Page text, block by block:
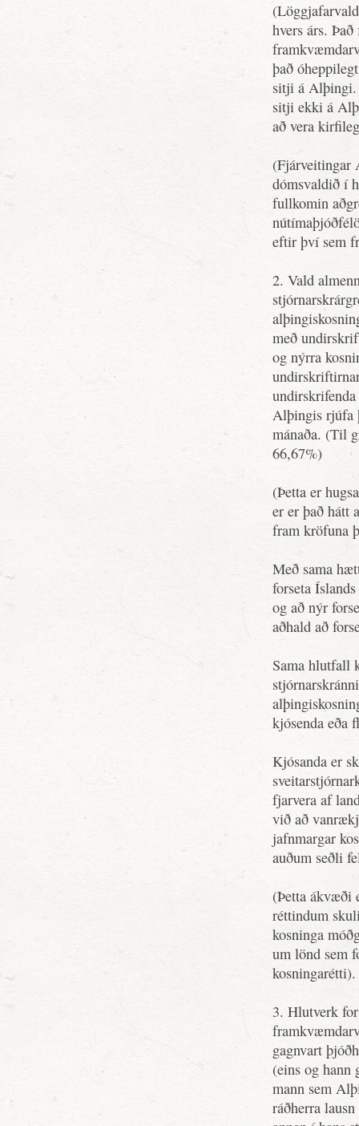
hvers árs.
það
sitji á Alþingi.
sitji ekki á
að vera
(Fjárveitingar
dómsvaldið í
fullkomin
eftir því sem
2. Vald
með
og nýrra
Alþingis rjúfa
mánaða. (Til
66,67%)
(Þetta er
er er það hátt
fram kröfuna
Með sama
forseta
og að nýr
aðhald að
Sama hlutfall
kjósenda eða
Kjósanda er
fjarvera af
við að
jafnmargar
auðum seðli
(Þetta ákvæði
réttindum
kosninga
um lönd sem
kosningarétti).
3. Hlutverk
gagnvart
(eins og
mann sem
ráðherra